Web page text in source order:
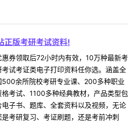
正版考研考试资料!
惠券领取后72小时内有效，10万种最新考
考试考证类电子打印资料任你选。涵盖全
500余所院校考研专业课、200多种职业
格考试、1100多种经典教材，产品类型包
电子书、题库、全套资料以及视频，无论
是考研复习、考证刷题，还是考前冲刺